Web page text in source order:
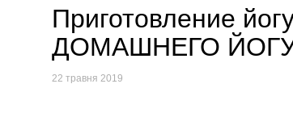
Приготовление
ДОМАШНЕГО
22 травня 2019